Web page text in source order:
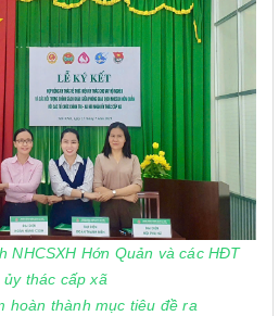
NHCSXH Hớn Quản và các HĐT
ủy thác cấp xã
hoàn thành mục tiêu đề ra